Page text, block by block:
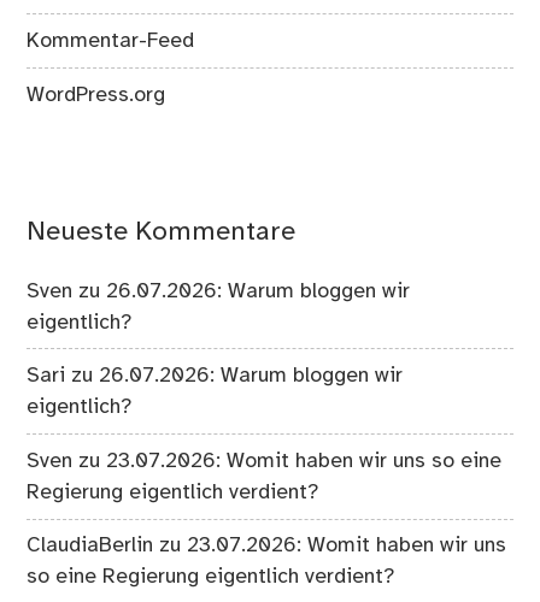
Kommentar-Feed
WordPress.org
Neueste Kommentare
Sven zu 26.07.2026: Warum bloggen wir
eigentlich?
Sari zu 26.07.2026: Warum bloggen wir
eigentlich?
Sven zu 23.07.2026: Womit haben wir uns so eine
Regierung eigentlich verdient?
ClaudiaBerlin zu 23.07.2026: Womit haben wir uns
so eine Regierung eigentlich verdient?